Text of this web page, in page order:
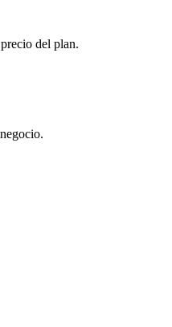
del plan.